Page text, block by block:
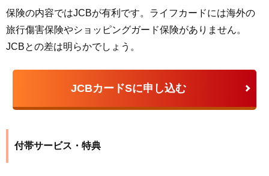
保険の内容ではJCBが有利です。ライフカードには海外の
旅行傷害保険やショッピングガード保険がありません。
JCBとの差は明らかでしょう。
JCBカードSに申し込む
付帯サービス・特典